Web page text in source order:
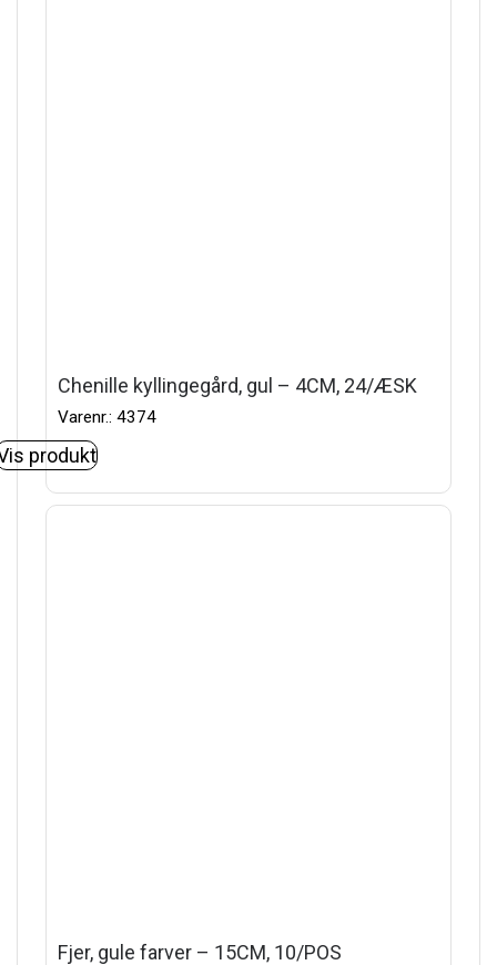
Chenille kyllingegård, gul – 4CM, 24/ÆSK
Varenr.: 4374
produkt
Fjer, gule farver – 15CM, 10/POS